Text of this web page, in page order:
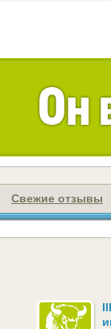
Свежие отзывы